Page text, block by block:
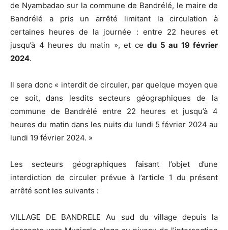
de Nyambadao sur la commune de Bandrélé, le maire de
Bandrélé a pris un arrêté limitant la circulation à
certaines heures de la journée : entre 22 heures et
jusqu’à 4 heures du matin », et ce du 5 au 19 février
2024.
Il sera donc « interdit de circuler, par quelque moyen que
ce soit, dans lesdits secteurs géographiques de la
commune de Bandrélé entre 22 heures et jusqu’à 4
heures du matin dans les nuits du lundi 5 février 2024 au
lundi 19 février 2024. »
Les secteurs géographiques faisant l’objet d’une
interdiction de circuler prévue à l’article 1 du présent
arrêté sont les suivants :
VILLAGE DE BANDRELE Au sud du village depuis la